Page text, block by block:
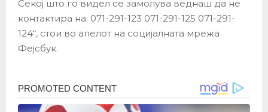
Секој што го видел се замолува веднаш да не
контактира на: 071-291-123 071-291-125 071-291-
124“, стои во апелот на социјалната мрежа
Фејсбук.